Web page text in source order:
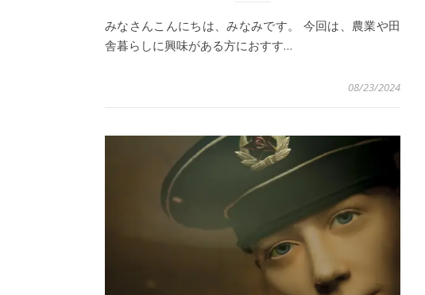
みなさんこんにちは、みなみです。 今回は、農業や田
舎暮らしに興味がある方におすす…
08/23/2024